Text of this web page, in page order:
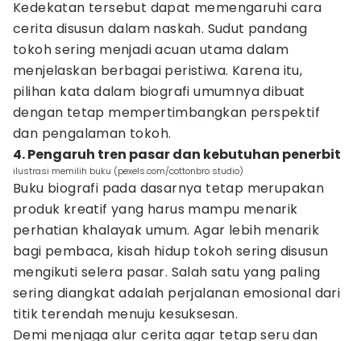
Kedekatan tersebut dapat memengaruhi cara
cerita disusun dalam naskah. Sudut pandang
tokoh sering menjadi acuan utama dalam
menjelaskan berbagai peristiwa. Karena itu,
pilihan kata dalam biografi umumnya dibuat
dengan tetap mempertimbangkan perspektif
dan pengalaman tokoh.
4. Pengaruh tren pasar dan kebutuhan penerbit
ilustrasi memilih buku (pexels.com/cottonbro studio)
Buku biografi pada dasarnya tetap merupakan
produk kreatif yang harus mampu menarik
perhatian khalayak umum. Agar lebih menarik
bagi pembaca, kisah hidup tokoh sering disusun
mengikuti selera pasar. Salah satu yang paling
sering diangkat adalah perjalanan emosional dari
titik terendah menuju kesuksesan.
Demi menjaga alur cerita agar tetap seru dan